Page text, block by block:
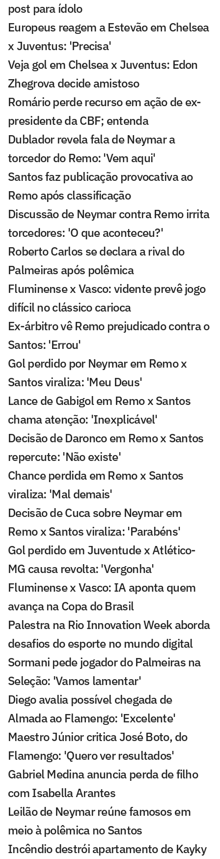
post para ídolo
Europeus reagem a Estevão em Chelsea
x Juventus: 'Precisa'
Veja gol em Chelsea x Juventus: Edon
Zhegrova decide amistoso
Romário perde recurso em ação de ex-
presidente da CBF; entenda
Dublador revela fala de Neymar a
torcedor do Remo: 'Vem aqui'
Santos faz publicação provocativa ao
Remo após classificação
Discussão de Neymar contra Remo irrita
torcedores: 'O que aconteceu?'
Roberto Carlos se declara a rival do
Palmeiras após polêmica
Fluminense x Vasco: vidente prevê jogo
difícil no clássico carioca
Ex-árbitro vê Remo prejudicado contra o
Santos: 'Errou'
Gol perdido por Neymar em Remo x
Santos viraliza: 'Meu Deus'
Lance de Gabigol em Remo x Santos
chama atenção: 'Inexplicável'
Decisão de Daronco em Remo x Santos
repercute: 'Não existe'
Chance perdida em Remo x Santos
viraliza: 'Mal demais'
Decisão de Cuca sobre Neymar em
Remo x Santos viraliza: 'Parabéns'
Gol perdido em Juventude x Atlético-
MG causa revolta: 'Vergonha'
Fluminense x Vasco: IA aponta quem
avança na Copa do Brasil
Palestra na Rio Innovation Week aborda
desafios do esporte no mundo digital
Sormani pede jogador do Palmeiras na
Seleção: 'Vamos lamentar'
Diego avalia possível chegada de
Almada ao Flamengo: 'Excelente'
Maestro Júnior critica José Boto, do
Flamengo: 'Quero ver resultados'
Gabriel Medina anuncia perda de filho
com Isabella Arantes
Leilão de Neymar reúne famosos em
meio à polêmica no Santos
Incêndio destrói apartamento de Kayky